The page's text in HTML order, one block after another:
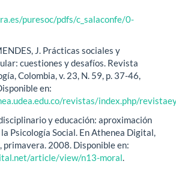
puresoc/pdfs/c_salaconfe/0-
J. Prácticas sociales y
cuestiones y desafíos. Revista
Colombia, v. 23, N. 59, p. 37-46,
en:
revistas/index.php/
y educación: aproximación
Psicología Social. En Athenea Digital,
primavera. 2008. Disponible en:
article/view/n13-moral